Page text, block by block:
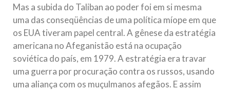
Mas a subida do Taliban ao poder foi em si mesma
uma das conseqüências de uma política míope em que
os EUA tiveram papel central. A gênese da estratégia
americana no Afeganistão está na ocupação
soviética do país, em 1979. A estratégia era travar
uma guerra por procuração contra os russos, usando
uma aliança com os muçulmanos afegãos. E assim